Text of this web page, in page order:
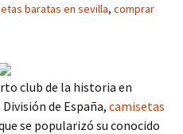
baratas en sevilla, comprar
club de la historia en
de España, camisetas
se popularizó su conocido